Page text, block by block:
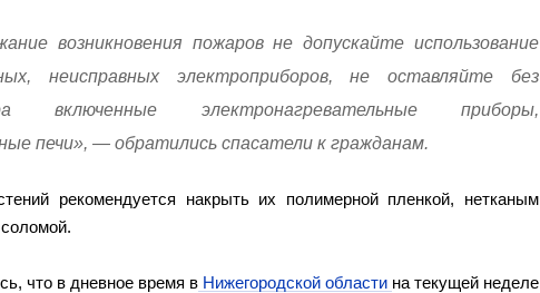
возникновения пожаров не допускайте использование
неисправных электроприборов, не оставляйте без
включенные электронагревательные приборы,
печи», — обратились спасатели к гражданам.
рекомендуется накрыть их полимерной пленкой, нетканым
что в дневное время в Нижегородской области на текущей неделе